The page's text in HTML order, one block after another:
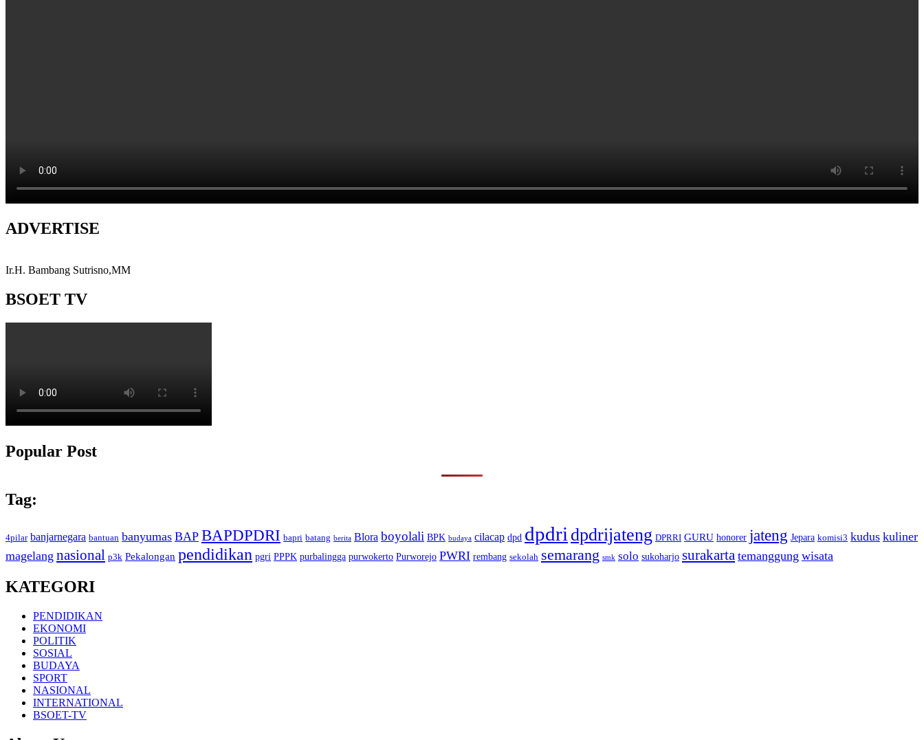
ADVERTISE
Ir.H. Bambang Sutrisno,MM
BSOET TV
Popular Post
Tag:
4pilar banjarnegara bantuan banyumas BAP BAPDPDRI bapri batang berita Blora boyolali BPK budaya cilacap dpd dpdri dpdrijateng DPRRI GURU honorer jateng Jepara komisi3 kudus kuliner
magelang nasional p3k Pekalongan pendidikan pgri PPPK purbalingga purwokerto Purworejo PWRI rembang sekolah semarang smk solo sukoharjo surakarta temanggung wisata
KATEGORI
PENDIDIKAN
EKONOMI
POLITIK
SOSIAL
BUDAYA
SPORT
NASIONAL
INTERNATIONAL
BSOET-TV